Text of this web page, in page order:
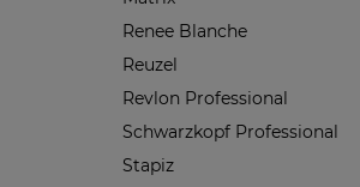
Renee Blanche
Reuzel
Revlon Professional
Schwarzkopf Professional
Stapiz